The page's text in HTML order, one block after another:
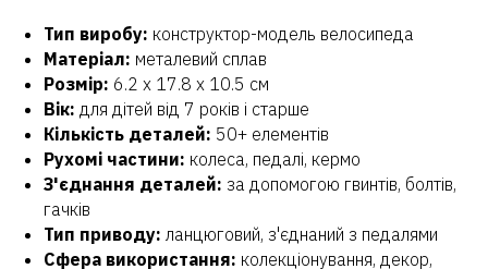
Тип виробу: конструктор-модель велосипеда
Матеріал: металевий сплав
Розмір: 6.2 х 17.8 х 10.5 см
Вік: для дітей від 7 років і старше
Кількість деталей: 50+ елементів
Рухомі частини: колеса, педалі, кермо
З'єднання деталей: за допомогою гвинтів, болтів,
гачків
Тип приводу: ланцюговий, з'єднаний з педалями
Сфера використання: колекціонування, декор,